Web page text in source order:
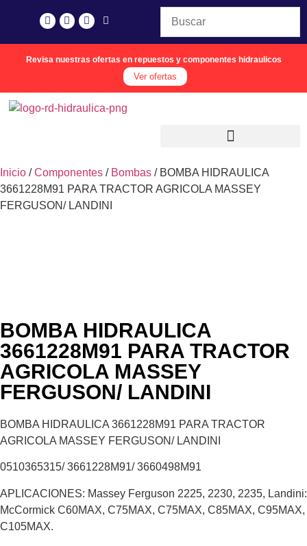
Revisa nuestras ofertas en repuestos y componentes hidraulicos
Ver ofertas
Inicio /Componentes / Bombas / BOMBA HIDRAULICA
3661228M91 PARA TRACTOR AGRICOLA MASSEY
FERGUSON/ LANDINI
BOMBA HIDRAULICA
3661228M91 PARA TRACTOR
AGRICOLA MASSEY
FERGUSON/ LANDINI
BOMBA HIDRAULICA 3661228M91 PARA TRACTOR
AGRICOLA MASSEY FERGUSON/ LANDINI
0510365315/ 3661228M91/ 3660498M91
APLICACIONES: Massey Ferguson 2225, 2230, 2235, Landini:
McCormick C60MAX, C75MAX, C75MAX, C85MAX, C95MAX,
C105MAX.